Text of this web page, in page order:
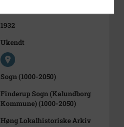
1932
Ukendt
Sogn (1000-2050)
Finderup Sogn (Kalundborg
Kommune) (1000-2050)
Høng Lokalhistoriske Arkiv